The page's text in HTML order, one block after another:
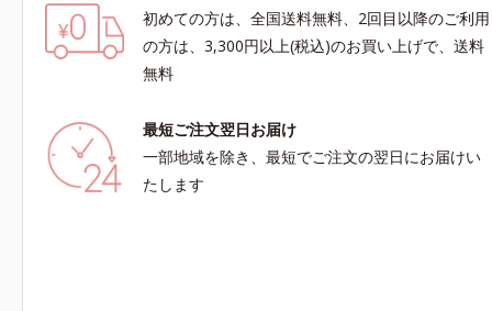
初めての方は、全国送料無料、2回目以降のご利用
の方は、3,300円以上(税込)のお買い上げで、送料
無料
最短ご注文翌日お届け
一部地域を除き、最短でご注文の翌日にお届けい
たします